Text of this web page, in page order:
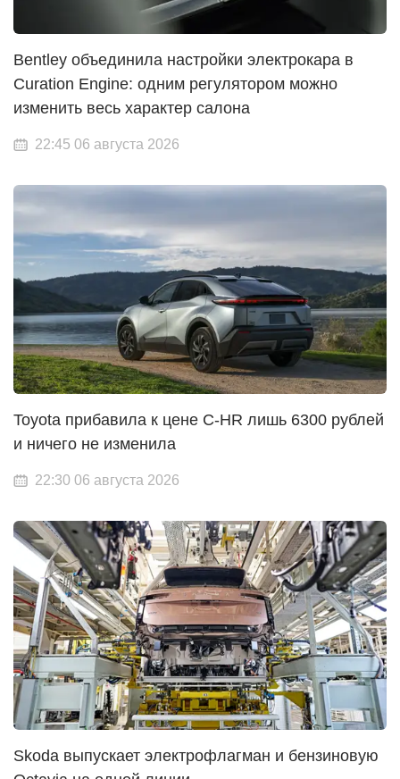
Bentley объединила настройки электрокара в
Curation Engine: одним регулятором можно
изменить весь характер салона
22:45 06 августа 2026
Toyota прибавила к цене C-HR лишь 6300 рублей
и ничего не изменила
22:30 06 августа 2026
Skoda выпускает электрофлагман и бензиновую